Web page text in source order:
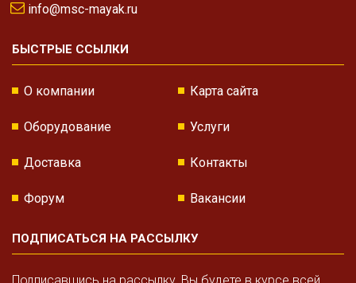
info@msc-mayak.ru
БЫСТРЫЕ ССЫЛКИ
О компании Карта сайта
Оборудование Услуги
Доставка Контакты
Форум Вакансии
ПОДПИСАТЬСЯ НА РАССЫЛКУ